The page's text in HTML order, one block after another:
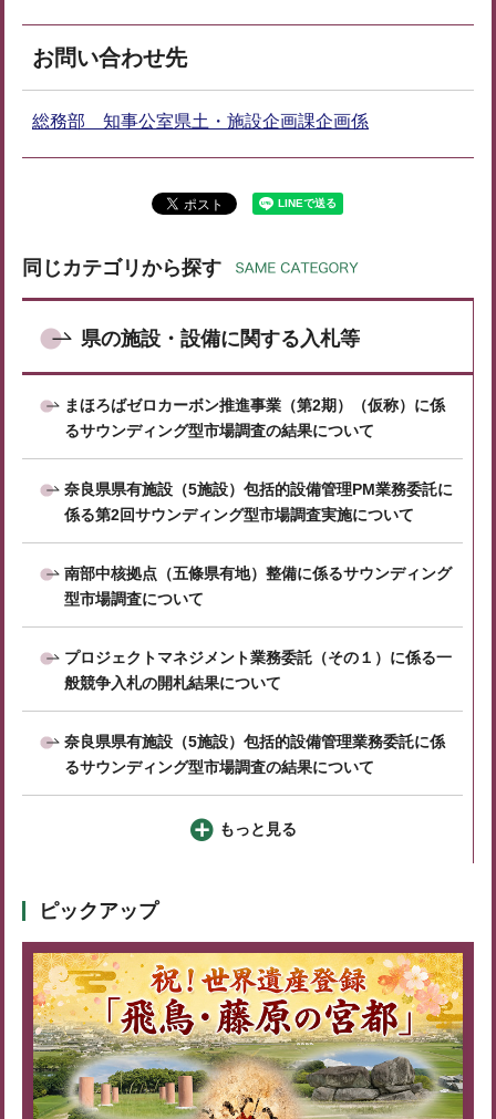
お問い合わせ先
総務部 知事公室県土・施設企画課企画係
同じカテゴリから探す
県の施設・設備に関する入札等
まほろばゼロカーボン推進事業（第2期）（仮称）に係
るサウンディング型市場調査の結果について
奈良県県有施設（5施設）包括的設備管理PM業務委託に
係る第2回サウンディング型市場調査実施について
南部中核拠点（五條県有地）整備に係るサウンディング
型市場調査について
プロジェクトマネジメント業務委託（その１）に係る一
般競争入札の開札結果について
奈良県県有施設（5施設）包括的設備管理業務委託に係
るサウンディング型市場調査の結果について
もっと見る
ピックアップ